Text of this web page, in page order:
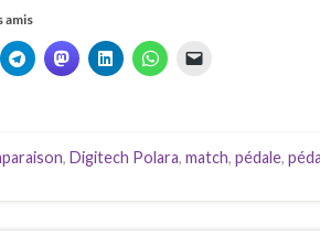
amis
, Digitech Polara, match, pédale,